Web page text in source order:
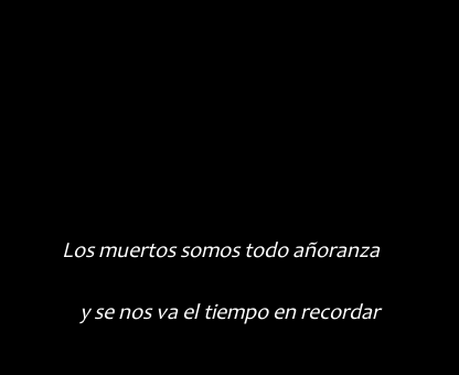
Los muertos somos todo añoranza
y se nos va el tiempo en recordar